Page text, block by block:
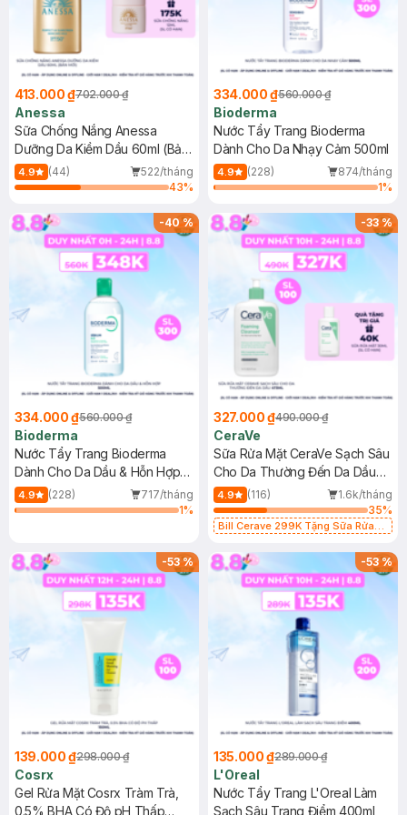
413.000 ₫702.000 ₫
Anessa
Sữa Chống Nắng Anessa
Dưỡng Da Kiềm Dầu 60ml (Bản
Mới)
4.9 (44)
522/tháng
43%
334.000 ₫560.000 ₫
Bioderma
Nước Tẩy Trang Bioderma
Dành Cho Da Nhạy Cảm 500ml
4.9 (228)
874/tháng
1%
-40%
334.000 ₫560.000 ₫
Bioderma
Nước Tẩy Trang Bioderma
Dành Cho Da Dầu & Hỗn Hợp
500ml
4.9 (228)
717/tháng
1%
-33%
327.000 ₫490.000 ₫
CeraVe
Sữa Rửa Mặt CeraVe Sạch Sâu
Cho Da Thường Đến Da Dầu
473ml
4.9 (116)
1.6k/tháng
35%
Bill Cerave 299K Tặng Sữa Rửa
-53%
139.000 ₫298.000 ₫
Cosrx
Gel Rửa Mặt Cosrx Tràm Trà,
0.5% BHA Có Độ pH Thấp
-53%
135.000 ₫289.000 ₫
L'Oreal
Nước Tẩy Trang L'Oreal Làm
Sạch Sâu Trang Điểm 400ml